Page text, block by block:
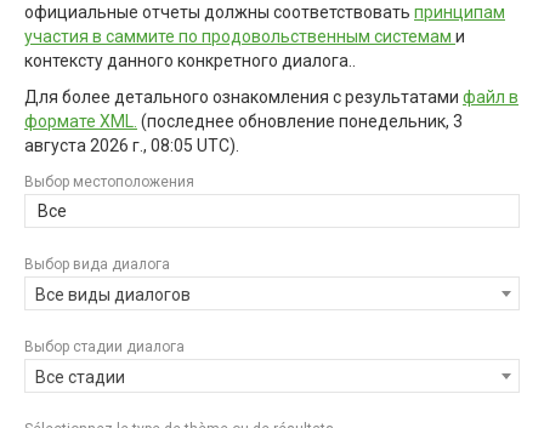
официальные отчеты должны соответствовать принципам
участия в саммите по продовольственным системам и
контексту данного конкретного диалога..
Для более детального ознакомления с результатами файл в
формате XML.
(последнее обновление понедельник, 3
августа 2026 г., 08:05 UTC).
Выбор местоположения
Все
Выбор вида диалога
Все виды диалогов
Выбор стадии диалога
Все стадии